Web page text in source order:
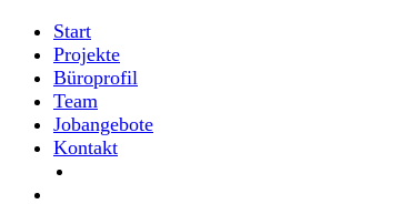
Start
Projekte
Büroprofil
Team
Jobangebote
Kontakt